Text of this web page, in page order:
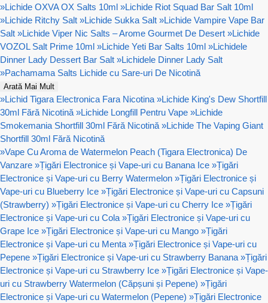
»Lichide OXVA OX Salts 10ml »Lichide Riot Squad Bar Salt 10ml
»Lichide Ritchy Salt »Lichide Sukka Salt »Lichide Vampire Vape Bar
Salt »Lichide Viper Nic Salts – Arome Gourmet De Desert »Lichide
VOZOL Salt Prime 10ml »Lichide Yeti Bar Salts 10ml »Lichidele
Dinner Lady Dessert Bar Salt »Lichidele Dinner Lady Salt
»Pachamama Salts Lichide cu Sare-uri De Nicotină
Arată Mai Mult
»Lichid Tigara Electronica Fara Nicotina »Lichide King's Dew Shortfill
30ml Fără Nicotină »Lichide Longfill Pentru Vape »Lichide
Smokemania Shortfill 30ml Fără Nicotină »Lichide The Vaping Giant
Shortfill 30ml Fără Nicotină
»Vape Cu Aroma de Watermelon Peach (Tigara Electronica) De
Vanzare »Țigări Electronice și Vape-uri cu Banana Ice »Țigări
Electronice și Vape-uri cu Berry Watermelon »Țigări Electronice și
Vape-uri cu Blueberry Ice »Țigări Electronice și Vape-uri cu Capsuni
(Strawberry) »Țigări Electronice și Vape-uri cu Cherry Ice »Țigări
Electronice și Vape-uri cu Cola »Țigări Electronice și Vape-uri cu
Grape Ice »Țigări Electronice și Vape-uri cu Mango »Țigări
Electronice și Vape-uri cu Menta »Țigări Electronice și Vape-uri cu
Pepene »Țigări Electronice și Vape-uri cu Strawberry Banana »Țigări
Electronice și Vape-uri cu Strawberry Ice »Țigări Electronice și Vape-
uri cu Strawberry Watermelon (Căpșuni și Pepene) »Țigări
Electronice și Vape-uri cu Watermelon (Pepene) »Țigări Electronice